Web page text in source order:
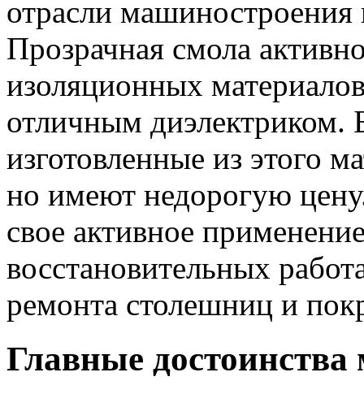
отрасли
Прозрачная смола
изоляционных
отличным диэлектриком.
изготовленные из этого
но имеют недорогую
свое активное
восстановительных
ремонта столешниц и
Главные достоинства